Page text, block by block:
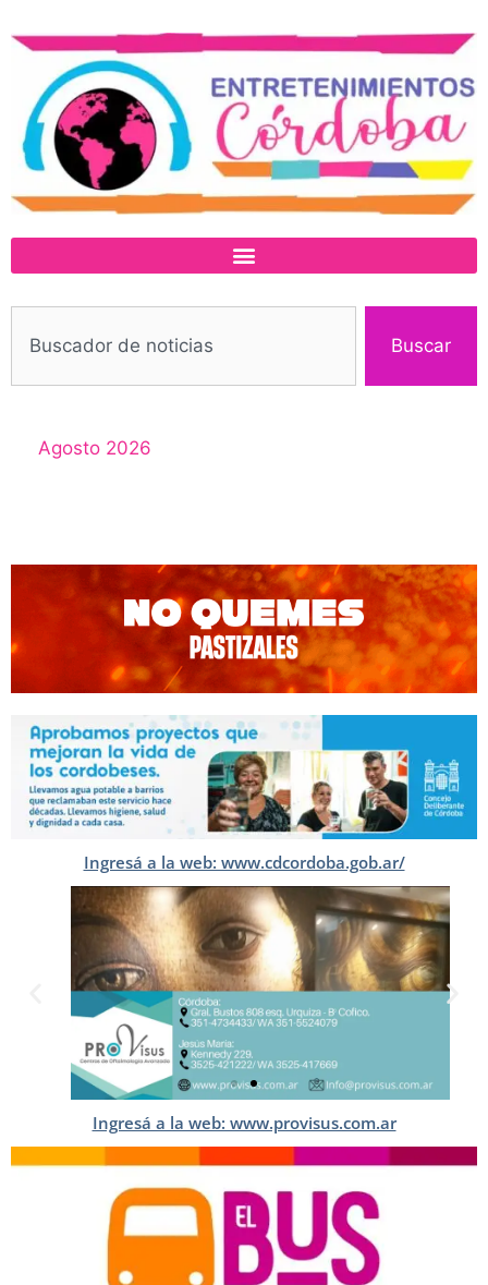
Buscar
Agosto 2026
Ingresá a la web: www.cdcordoba.gob.ar/
Ingresá a la web: www.provisus.com.ar